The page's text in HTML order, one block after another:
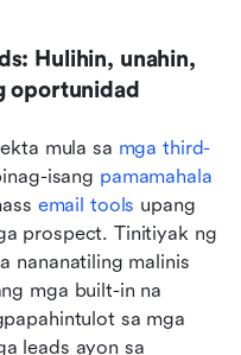
Hulihin, unahin,
oportunidad
mula sa mga third-
isang pamamahala
email tools upang
prospect. Tinitiyak ng
nananatiling malinis
mga built-in na
sa mga
leads ayon sa